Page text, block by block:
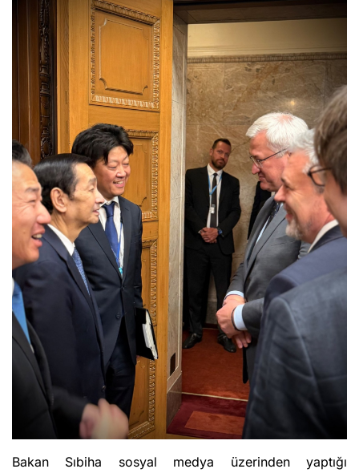
Bakan Sıbiha sosyal medya üzerinden yaptığı